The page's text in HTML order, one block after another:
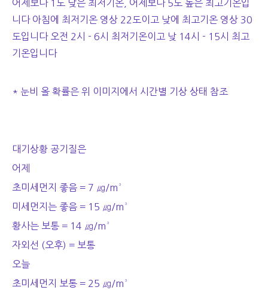
어제보다 1도 낮은 최저기온, 어제보다 5도 높은 최고기온입
니다 아침에 최저기온 영상 22도이고 낮에 최고기온 영상 30
도입니다 오전 2시 - 6시 최저기온이고 낮 14시 - 15시 최고
기온입니다
* 눈비 올 확률은 위 이미지에서 시간별 기상 상태 참조
대기상황 공기질은
어제
초미세먼지 좋음 = 7 ㎍/m³
미세먼지는 좋음 = 15 ㎍/m³
황사는 보통 = 14 ㎍/m³
자외선 (오후) = 보통
오늘
초미세먼지 보통 = 25 ㎍/m³